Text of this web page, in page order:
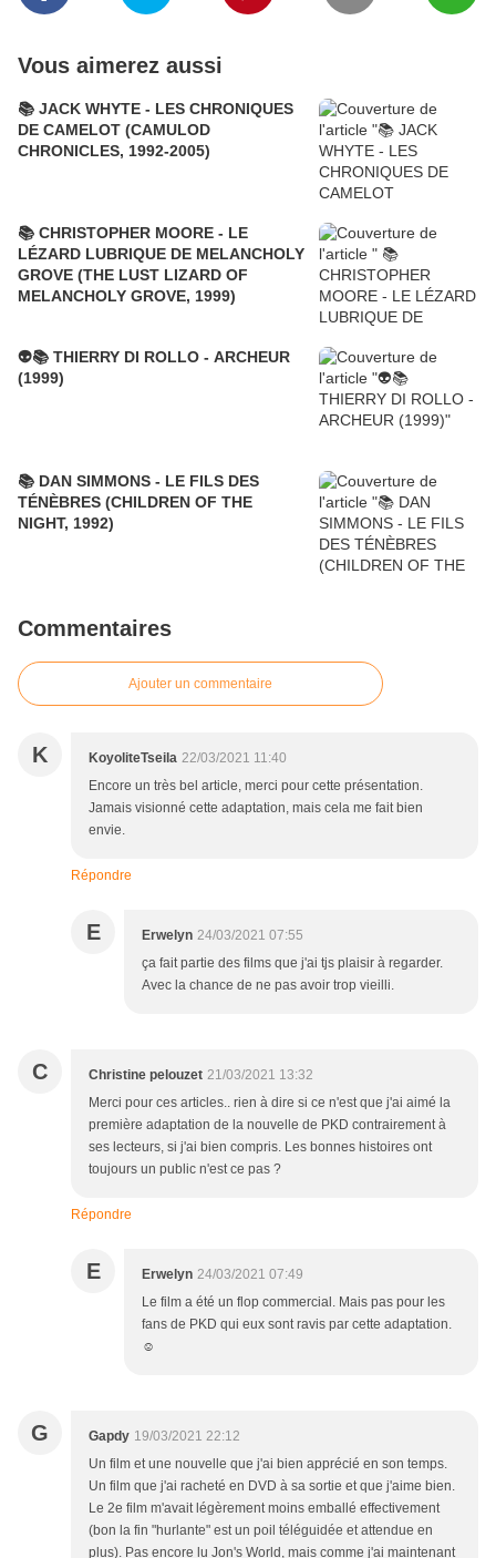
Vous aimerez aussi
📚 JACK WHYTE - LES CHRONIQUES
DE CAMELOT (CAMULOD
CHRONICLES, 1992-2005)
📚 CHRISTOPHER MOORE - LE
LÉZARD LUBRIQUE DE MELANCHOLY
GROVE (THE LUST LIZARD OF
MELANCHOLY GROVE, 1999)
👽📚 THIERRY DI ROLLO - ARCHEUR
(1999)
📚 DAN SIMMONS - LE FILS DES
TÉNÈBRES (CHILDREN OF THE
NIGHT, 1992)
Commentaires
Ajouter un commentaire
K KoyoliteTseila 22/03/2021 11:40
Encore un très bel article, merci pour cette présentation.
Jamais visionné cette adaptation, mais cela me fait bien
envie.
Répondre
E Erwelyn 24/03/2021 07:55
ça fait partie des films que j'ai tjs plaisir à regarder.
Avec la chance de ne pas avoir trop vieilli.
C Christine pelouzet 21/03/2021 13:32
Merci pour ces articles.. rien à dire si ce n'est que j'ai aimé la
première adaptation de la nouvelle de PKD contrairement à
ses lecteurs, si j'ai bien compris. Les bonnes histoires ont
toujours un public n'est ce pas ?
Répondre
E Erwelyn 24/03/2021 07:49
Le film a été un flop commercial. Mais pas pour les
fans de PKD qui eux sont ravis par cette adaptation.
☺
G Gapdy 19/03/2021 22:12
Un film et une nouvelle que j'ai bien apprécié en son temps.
Un film que j'ai racheté en DVD à sa sortie et que j'aime bien.
Le 2e film m'avait légèrement moins emballé effectivement
(bon la fin "hurlante" est un poil téléguidée et attendue en
plus). Pas encore lu Jon's World, mais comme j'ai maintenant